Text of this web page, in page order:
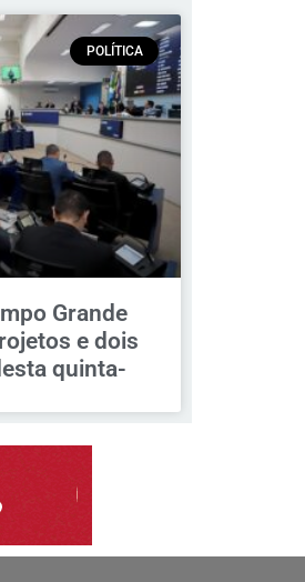
POLÍTICA
Grande
e dois
quinta-